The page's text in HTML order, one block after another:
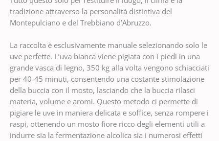
tradizione attraverso la personalità distintiva del
Montepulciano e del Trebbiano d’Abruzzo.
La raccolta è esclusivamente manuale selezionando solo le
uve perfette. L’uva bianca viene pigiata con i piedi in una
grande vasca di legno, 350 kg alla volta vengono schiacciati
per 40-45 minuti, consentendo una costante stimolazione
della buccia con il mosto, lasciando che la buccia rilasci
materia, volume e aromi. Questo metodo ci permette di
pigiare le uve in maniera delicata e soffice, senza rompere i
raspi, ottenendo un mosto fiore ricco degli elementi utili a
indurre sia la fermentazione alcolica sia i numerosi effetti